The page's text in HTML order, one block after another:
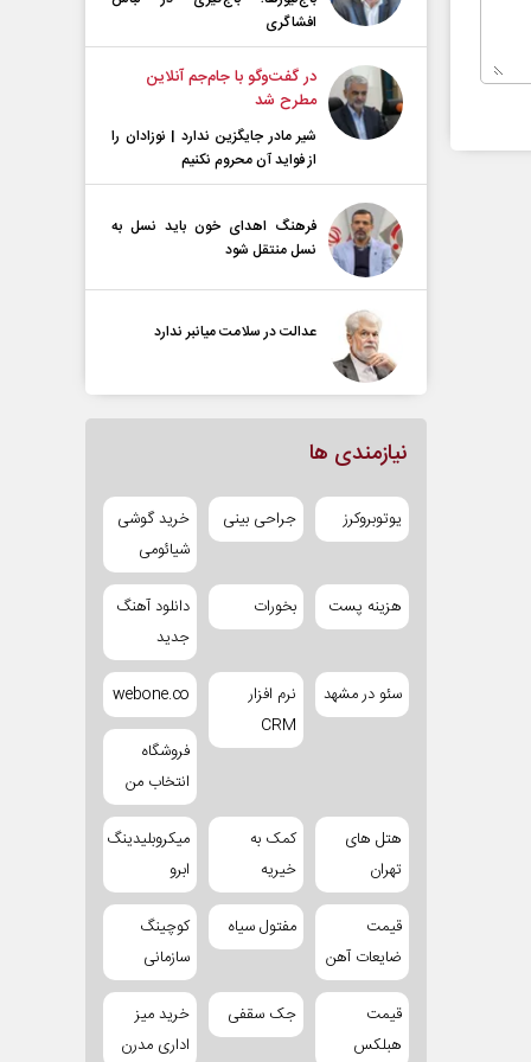
افشاگری
در گفت‌و‌گو با جام‌جم آنلاین
مطرح شد
شیر مادر جایگزین ندارد | نوزادان را
از فواید آن محروم نکنیم
فرهنگ اهدای خون باید نسل به
نسل منتقل شود
عدالت در سلامت میانبر ندارد
نیازمندی ها
یوتوبروکرز جراحی بینی
خرید گوشی
شیائومی
هزینه پست بخورات
دانلود آهنگ
جدید
سئو در مشهد
نرم افزار
CRM
webone.co
فروشگاه
انتخاب من
هتل های
تهران
کمک به
خیریه
میکروبلیدینگ
ابرو
قیمت
ضایعات آهن
مفتول سیاه
کوچینگ
سازمانی
قیمت
هبلکس
جک سقفی
خرید میز
اداری مدرن